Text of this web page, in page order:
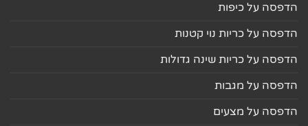
הדפסה על כיפות
הדפסה על כריות נוי קטנות
הדפסה על כריות שינה גדולות
הדפסה על מגבות
הדפסה על מצעים